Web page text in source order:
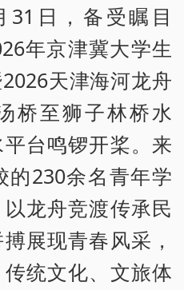
日，备受瞩目
年京津冀大学生
天津海河龙舟
桥至狮子林桥水
台鸣锣开桨。来
的230余名青年学
龙舟竞渡传承民
展现青春风采，
统文化、文旅体